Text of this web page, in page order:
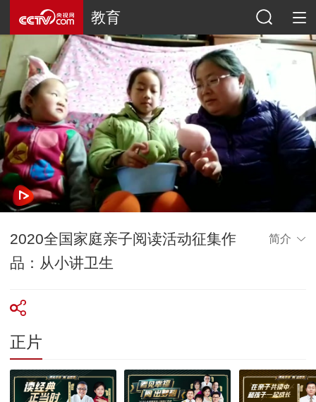
教育
2020全国家庭亲子阅读活动征集作
品：从小讲卫生
简介
正片